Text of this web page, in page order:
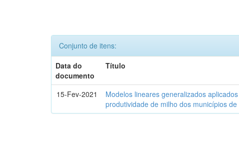
Conjunto de itens:
Data do
documento
Título
15-Fev-2021
Modelos lineares generalizados
produtividade de milho dos municípios